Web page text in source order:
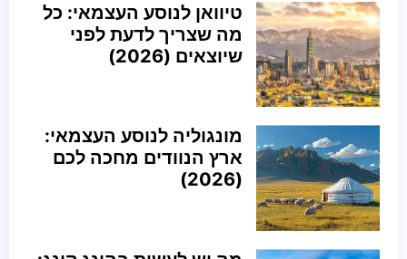
טיוואן לנוסע העצמאי: כל
מה שצריך לדעת לפני
שיוצאים (2026)
מונגוליה לנוסע העצמאי:
ארץ הנוודים מחכה לכם
(2026)